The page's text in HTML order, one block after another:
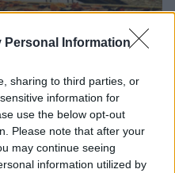
Personal Information
sharing to third parties, or
information for
use the below opt-out
Please note that after your
may continue seeing
information utilized by
nyt
näyttää